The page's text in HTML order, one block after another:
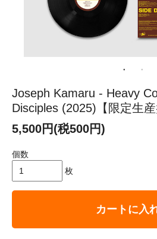
Joseph Kamaru - Heavy
Disciples (2025)【限定生産
5,500円(税500円)
個数
枚
カートに入